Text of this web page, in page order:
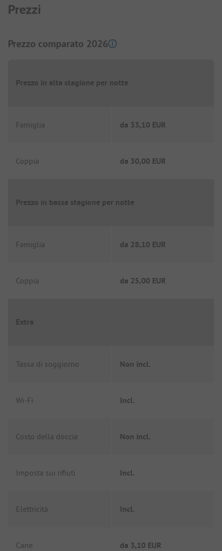
Prezzi
Prezzo comparato 2026
Prezzo in alta stagione per notte
Famiglia da 33,10 EUR
Coppia da 30,00 EUR
Prezzo in bassa stagione per notte
Famiglia da 28,10 EUR
Coppia da 25,00 EUR
Extra
Tassa di soggiorno Non incl.
Wi-Fi Incl.
Costo della doccia Non incl.
Imposta sui rifiuti Incl.
Elettricità Incl.
Cane da 3,10 EUR